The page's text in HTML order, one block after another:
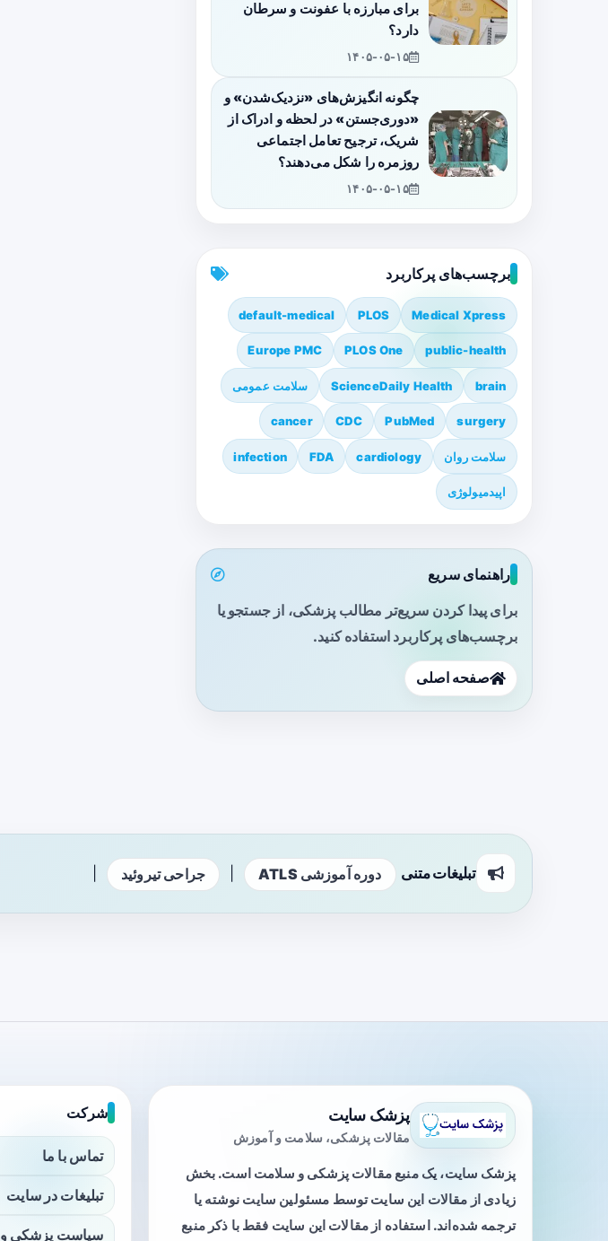
برای مبارزه با عفونت و سرطان
دارد؟
۱۴۰۵-۰۵-۱۵
چگونه انگیزش‌های «نزدیک‌شدن» و
«دوری‌جستن» در لحظه و ادراک از
شریک، ترجیح تعامل اجتماعی
روزمره را شکل می‌دهند؟
۱۴۰۵-۰۵-۱۵
برچسب‌های پرکاربرد
Medical Xpress
PLOS
default-medical
public-health
PLOS One
Europe PMC
brain
ScienceDaily Health سلامت عمومی
surgery
PubMed
CDC
cancer
سلامت روان cardiology
FDA
infection
اپیدمیولوژی
راهنمای سریع
برای پیدا کردن سریع‌تر مطالب پزشکی، از جستجو یا
برچسب‌های پرکاربرد استفاده کنید.
صفحه اصلی
تبلیغات متنی دوره آموزشی ATLS جراحی تیروئید
پزشک سایت
مقالات پزشکی، سلامت و آموزش
پزشک سایت، یک منبع مقالات پزشکی و سلامت است. بخش
زیادی از مقالات این سایت توسط مسئولین سایت نوشته یا
ترجمه شده‌اند. استفاده از مقالات این سایت فقط با ذکر منبع
شرکت
تماس با ما
تبلیغات در سایت
سیاست پزشکی و